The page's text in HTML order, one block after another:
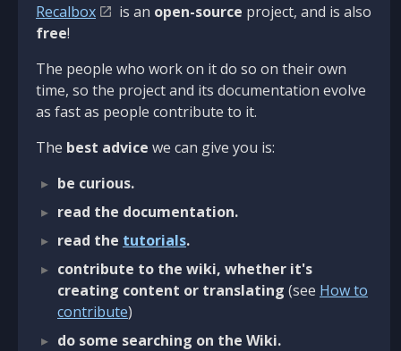
Recalbox is an open-source project, and is also
free!
The people who work on it do so on their own
time, so the project and its documentation evolve
as fast as people contribute to it.
The best advice we can give you is:
be curious.
read the documentation.
read the tutorials.
contribute to the wiki, whether it's
creating content or translating (see How to
contribute)
do some searching on the Wiki.